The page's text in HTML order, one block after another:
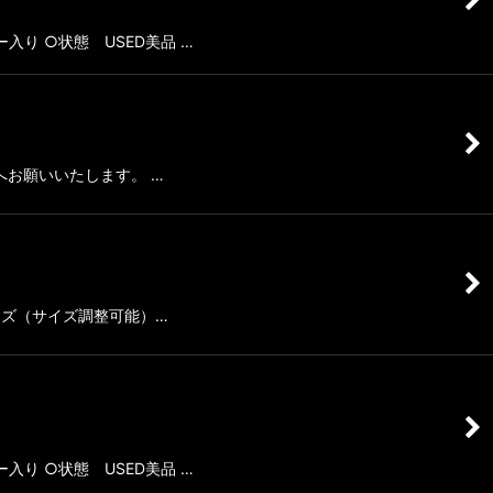
入り ○状態 USED美品 …
お願いいたします。 …
（サイズ調整可能）…
入り ○状態 USED美品 …